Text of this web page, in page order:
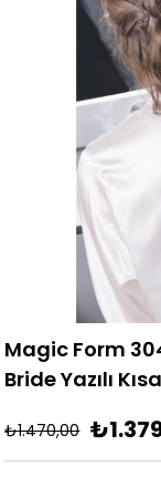
Magic Form
Bride Yazılı
₺1.470,00